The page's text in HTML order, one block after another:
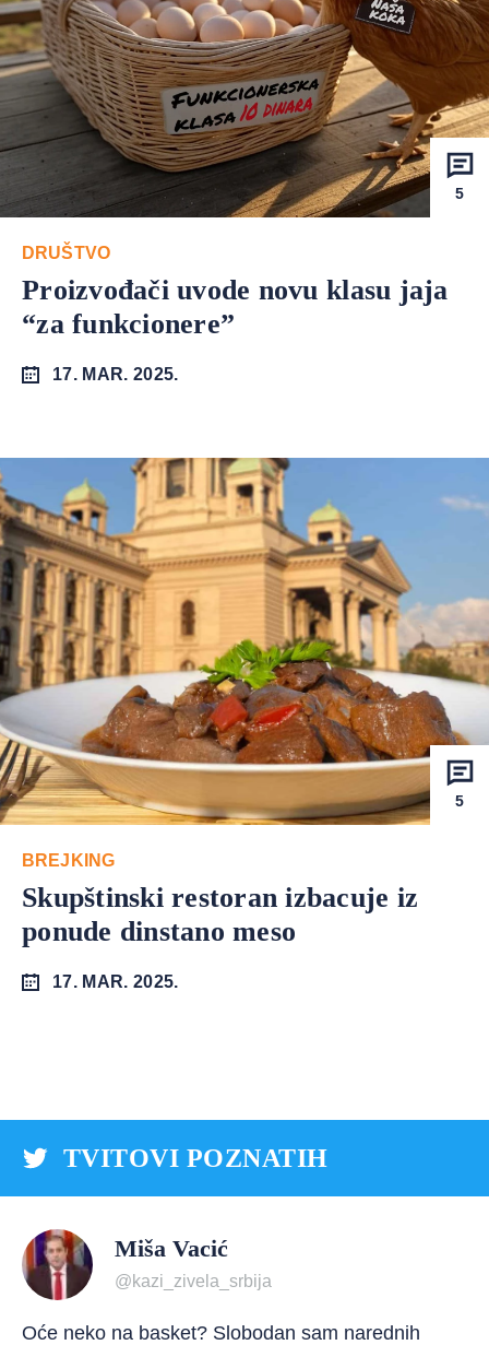
5
DRUŠTVO
Proizvođači uvode novu klasu jaja
“za funkcionere”
17. MAR. 2025.
5
BREJKING
Skupštinski restoran izbacuje iz
ponude dinstano meso
17. MAR. 2025.
TVITOVI POZNATIH
Miša Vacić
@kazi_zivela_srbija
Oće neko na basket? Slobodan sam narednih